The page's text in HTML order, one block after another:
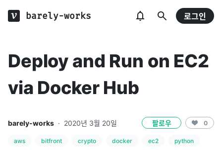
barely-works 로그인
Deploy and Run on EC2
via Docker Hub
barely-works · 2020년 3월 20일 팔로우 0
aws bitfront crypto docker ec2 python